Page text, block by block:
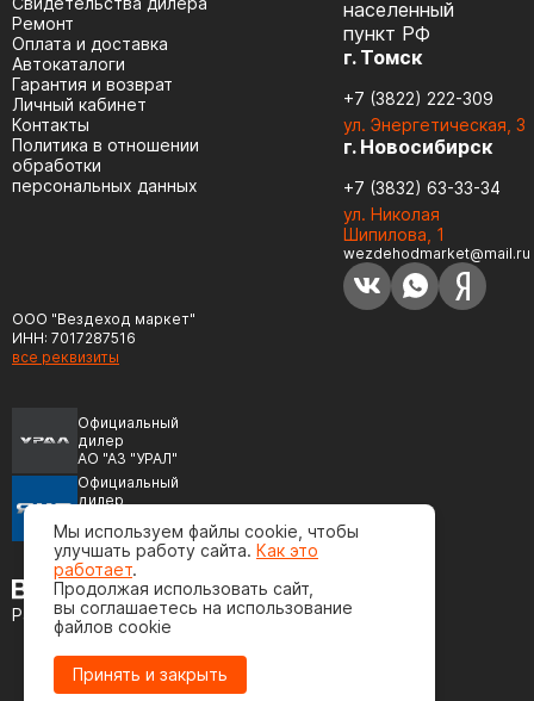
ООО "Вездеход маркет"
ИНН: 7017287516
все реквизиты
Официальный
дилер
АО "АЗ "УРАЛ"
Официальный
дилер
(ЯМЗ)
Разработка сайта
Ремонт
Оплата и доставка
Автокаталоги
Гарантия и возврат
Личный кабинет
Контакты
Политика в отношении
обработки
персональных данных
населенный
пункт РФ
г. Томск
+7 (3822) 222-309
ул. Энергетическая, 3
г. Новосибирск
+7 (3832) 63-33-34
ул. Николая
Шипилова, 1
wezdehodmarket@mail.ru
Мы используем файлы cookie, чтобы
улучшать работу сайта. Как это
работает.
Продолжая использовать сайт,
вы соглашаетесь на использование
файлов cookie
Принять и закрыть